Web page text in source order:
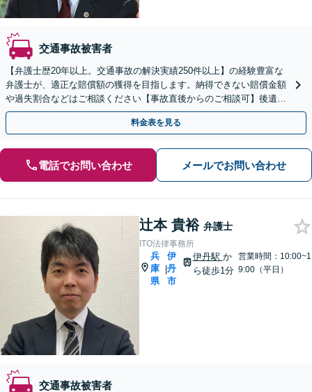
交通事故被害者
【弁護士歴20年以上。交通事故の解決実績250件以上】の経験豊富な
弁護士が、適正な賠償額の獲得を目指します。納得できない賠償金額
や過失割合などはご相談ください【事故直後からのご相談可】後遺障
害等級認定の申請も対応します
料金表を見る
電話でお問い合わせ メールでお問い合わせ
辻本 貴裕 弁護士
ITO法律事務所
兵
庫
県
|
伊
丹
市
伊丹駅 か
ら徒歩1分
営業時間：10:00~1
9:00（平日）
交通事故被害者